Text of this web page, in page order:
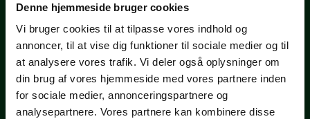
Denne hjemmeside bruger cookies
Vi bruger cookies til at tilpasse vores indhold og
annoncer, til at vise dig funktioner til sociale medier og til
at analysere vores trafik. Vi deler også oplysninger om
din brug af vores hjemmeside med vores partnere inden
for sociale medier, annonceringspartnere og
analysepartnere. Vores partnere kan kombinere disse
Grønnere løsninger starter her
Tag det første skridt mod en grønnere løsning. Kontakt os for
en uforpligtende samtale, hvor vi sammen kan afdække dine
muligheder og besvare alle dine spørgsmål.